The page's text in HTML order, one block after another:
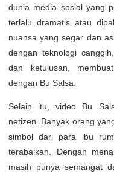
dunia media sosial yang
terlalu dramatis atau
nuansa yang segar dan
dengan teknologi
dan ketulusan,
dengan Bu Salsa.
Selain itu, video Bu
netizen. Banyak orang
simbol dari para ibu
terabaikan. Dengan
masih punya semangat